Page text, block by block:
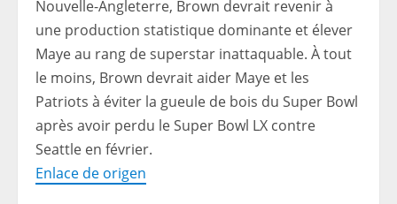
Nouvelle-Angleterre, Brown devrait revenir à
une production statistique dominante et élever
Maye au rang de superstar inattaquable. À tout
le moins, Brown devrait aider Maye et les
Patriots à éviter la gueule de bois du Super Bowl
après avoir perdu le Super Bowl LX contre
Seattle en février.
Enlace de origen